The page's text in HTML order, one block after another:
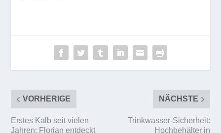
VORHERIGE
Erstes Kalb seit vielen
Jahren: Florian entdeckt
NÄCHSTE
Trinkwasser-Sicherheit:
Hochbehälter in